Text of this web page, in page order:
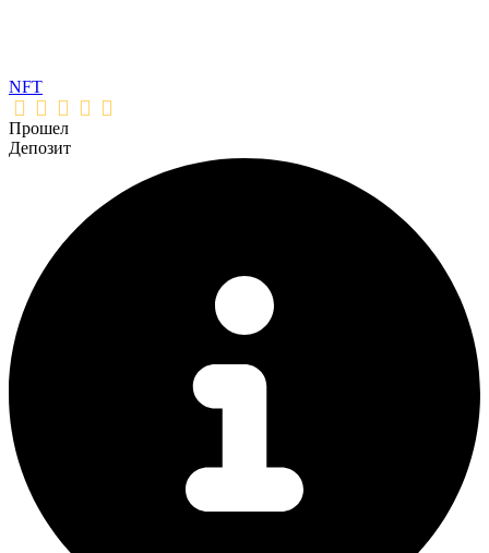
NFT
Прошел
Депозит